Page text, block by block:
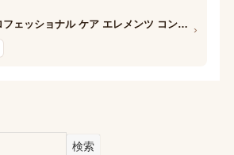
ウエラプロフェッショナル ケア エレメンツ コンディショニングスプレー ›
検索